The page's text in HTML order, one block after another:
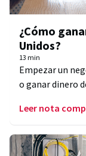
¿Cómo
Unidos?
13 min
Empezar un
o ganar dinero
Leer nota